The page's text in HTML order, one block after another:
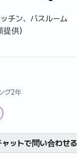
チン、バスルーム
供）
グ2年
ャットで問い合わせる